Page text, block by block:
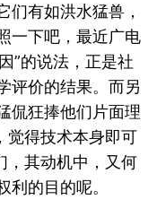
们有如洪水猛兽，
一下吧，最近广电
”的说法，正是社
评价的结果。而另
侃狂捧他们片面理
觉得技术本身即可
，其动机中，又何
的目的呢。